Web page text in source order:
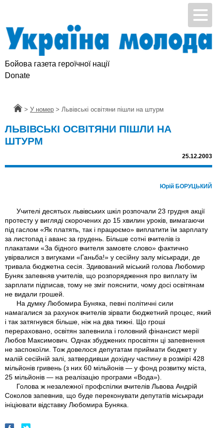
Бойова газета героїчної нації
Donate
Головна
> У номер > Львівські освітяни пішли на штурм
ЛЬВІВСЬКІ ОСВІТЯНИ ПІШЛИ НА
ШТУРМ
25.12.2003
Юрій БОРУЦЬКИЙ
Учителі десятьох львівських шкіл розпочали 23 грудня акції
протесту у вигляді скорочених до 15 хвилин уроків, вимагаючи
під гаслом «Як платять, так і працюємо» виплатити їм зарплату
за листопад і аванс за грудень. Більше сотні вчителів із
плакатами «За бідного вчителя замовте слово» фактично
увірвалися з вигуками «Ганьба!» у сесійну залу міськради, де
тривала бюджетна сесія. Здивований міський голова Любомир
Буняк запевняв учителів, що розпорядження про виплату їм
зарплати підписав, тому не зміг пояснити, чому досі освітянам
не видали грошей.
На думку Любомира Буняка, певні політичні сили
намагалися за рахунок вчителів зірвати бюджетний процес, який
і так затягнувся більше, ніж на два тижні. Що гроші
перераховано, освітян запевнила і головний фінансист мерії
Любов Максимович. Однак збуджених просвітян ці запевнення
не заспокоїли. Тож довелося депутатам приймати бюджет у
малій сесійній залі, затвердивши дохідну частину в розмірі 428
мільйонiв гривень (з них 60 мільйонів — у фонд розвитку міста,
25 мільйонів — на реалізацію програми «Вода»).
Голова ж незалежної профспілки вчителів Львова Андрій
Соколов запевнив, що буде переконувати депутатів міськради
ініціювати відставку Любомира Буняка.